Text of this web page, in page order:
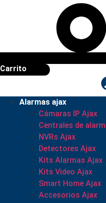
Carrito
Alarmas ajax
Cámaras IP Ajax
Centrales de
NVRs Ajax
Detectores Ajax
Kits Alarmas Ajax
Kits Video Ajax
Smart Home Ajax
Accesorios Ajax